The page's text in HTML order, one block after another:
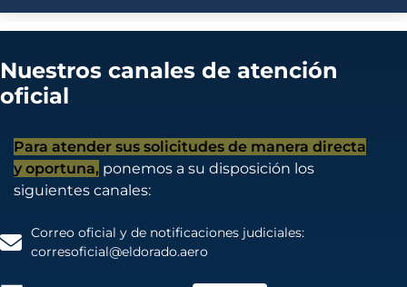
Nuestros canales de atención
oficial
Para atender sus solicitudes de manera directa
y oportuna, ponemos a su disposición los
siguientes canales:
Correo oficial y de notificaciones judiciales:
corresoficial@eldorado.aero